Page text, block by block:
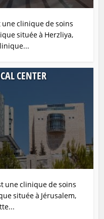
clinique de soins
située à Herzliya,
CENTER
une clinique de soins
située à Jérusalem,